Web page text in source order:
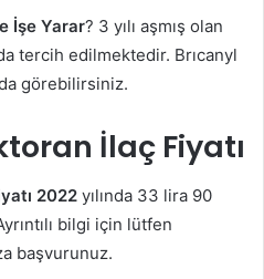
İşe Yarar? 3 yılı aşmış olan
tercih edilmektedir. Brıcanyl
görebilirsiniz.
İlaç Fiyatı
2022 yılında 33 lira 90
bilgi için lütfen
başvurunuz.